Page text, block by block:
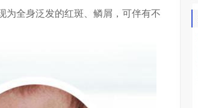
为全身泛发的红斑、鳞屑，可伴有不